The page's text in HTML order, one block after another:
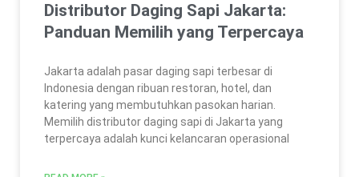
Distributor Daging Sapi Jakarta:
Panduan Memilih yang Terpercaya
Jakarta adalah pasar daging sapi terbesar di
Indonesia dengan ribuan restoran, hotel, dan
katering yang membutuhkan pasokan harian.
Memilih distributor daging sapi di Jakarta yang
terpercaya adalah kunci kelancaran operasional